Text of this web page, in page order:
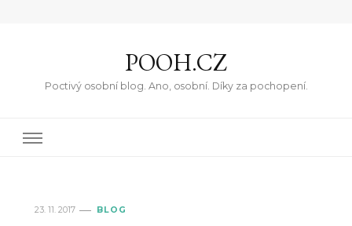
POOH.CZ
Poctivý osobní blog. Ano, osobní. Díky za pochopení.
23. 11. 2017 BLOG